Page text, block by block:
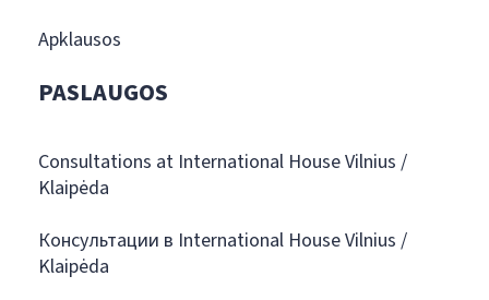
Apklausos
PASLAUGOS
Consultations at International House Vilnius /
Klaipėda
Консультации в International House Vilnius /
Klaipėda